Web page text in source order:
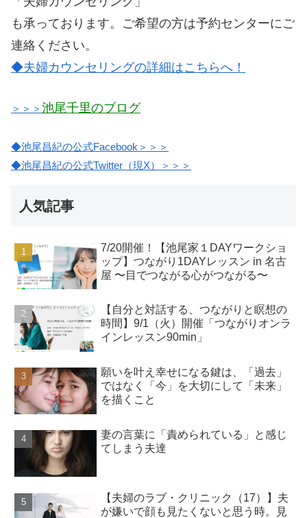
も承っております。ご希望の方は予約センターにご
連絡ください。
◆夫婦カウンセリングの詳細はこちらへ！
＞＞＞ 池尾千里のブログ
◆池尾昌紀の公式Facebook＞＞＞
◆池尾昌紀の公式Twitter（現X）＞＞＞
人気記事
7/20開催！【池尾家１DAYワークショ
ップ】つながり1DAYレッスン in 名古
屋 〜目でつながる心がつながる〜
【自分と対話する、つながりと瞑想の
時間】9/1（火）開催「つながりオンラ
インレッスン90min」
願いを叶え幸せになる鍵は、「過去」
ではなく「今」を大切にして「未来」
を描くこと
妻の言葉に「責められている」と感じ
てしまう夫達
【夫婦のラブ・クリニック（17）】夫
が嫌いで顔も見たくないと思う時。見